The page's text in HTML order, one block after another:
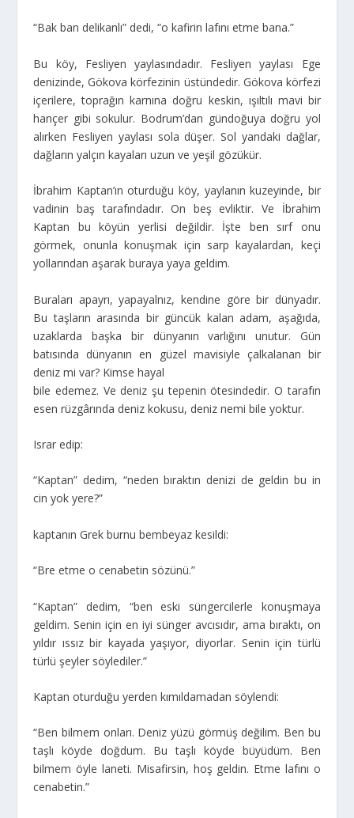
“Bak ban delikanlı” dedi, “o kafirin lafını etme bana.”
Bu köy, Fesliyen yaylasındadır. Fesliyen yaylası Ege
denizinde, Gökova körfezinin üstündedir. Gökova körfezi
içerilere, toprağın karnına doğru keskin, ışıltılı mavi bir
hançer gibi sokulur. Bodrum’dan gündoğuya doğru yol
alırken Fesliyen yaylası sola düşer. Sol yandaki dağlar,
dağların yalçın kayaları uzun ve yeşil gözükür.
İbrahim Kaptan’ın oturduğu köy, yaylanın kuzeyinde, bir
vadinin baş tarafındadır. On beş evliktir. Ve İbrahim
Kaptan bu köyün yerlisi değildir. İşte ben sırf onu
görmek, onunla konuşmak için sarp kayalardan, keçi
yollarından aşarak buraya yaya geldim.
Buraları apayrı, yapayalnız, kendine göre bir dünyadır.
Bu taşların arasında bir güncük kalan adam, aşağıda,
uzaklarda başka bir dünyanın varlığını unutur. Gün
batısında dünyanın en güzel mavisiyle çalkalanan bir
deniz mi var? Kimse hayal
bile edemez. Ve deniz şu tepenin ötesindedir. O tarafın
esen rüzgârında deniz kokusu, deniz nemi bile yoktur.
Israr edip:
“Kaptan” dedim, “neden bıraktın denizi de geldin bu in
cin yok yere?”
kaptanın Grek burnu bembeyaz kesildi:
“Bre etme o cenabetin sözünü.”
“Kaptan” dedim, “ben eski süngercilerle konuşmaya
geldim. Senin için en iyi sünger avcısıdır, ama bıraktı, on
yıldır ıssız bir kayada yaşıyor, diyorlar. Senin için türlü
türlü şeyler söylediler.”
Kaptan oturduğu yerden kımıldamadan söylendi:
“Ben bilmem onları. Deniz yüzü görmüş değilim. Ben bu
taşlı köyde doğdum. Bu taşlı köyde büyüdüm. Ben
bilmem öyle laneti. Misafirsin, hoş geldin. Etme lafını o
cenabetin.”